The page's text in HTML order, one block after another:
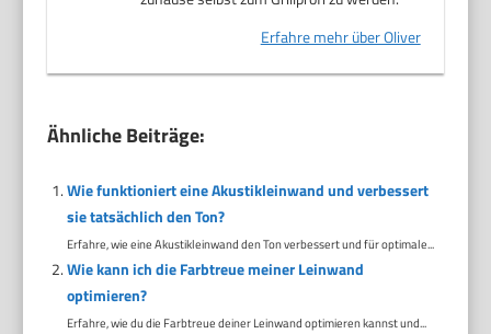
Erfahre mehr über Oliver
Ähnliche Beiträge:
Wie funktioniert eine Akustikleinwand und verbessert
sie tatsächlich den Ton?
Erfahre, wie eine Akustikleinwand den Ton verbessert und für optimale...
Wie kann ich die Farbtreue meiner Leinwand
optimieren?
Erfahre, wie du die Farbtreue deiner Leinwand optimieren kannst und...